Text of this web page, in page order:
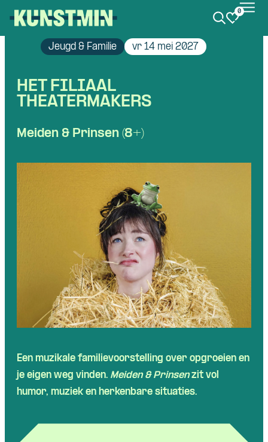
Skip navigatie
0
Jeugd & Familie vr 14 mei 2027
HET FILIAAL
THEATERMAKERS
Meiden & Prinsen (8+)
Een muzikale familievoorstelling over opgroeien en
je eigen weg vinden. Meiden & Prinsenzit vol
humor, muziek en herkenbare situaties.